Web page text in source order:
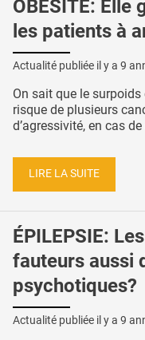
OBÉSITÉ:
les patients à
Actualité publiée il y a 9
On sait que le surpoids
risque de plusieurs
d’agressivité, en cas
LIRE LA SUITE
ÉPILEPSIE:
fauteurs aussi
psychotiques?
Actualité publiée il y a 9